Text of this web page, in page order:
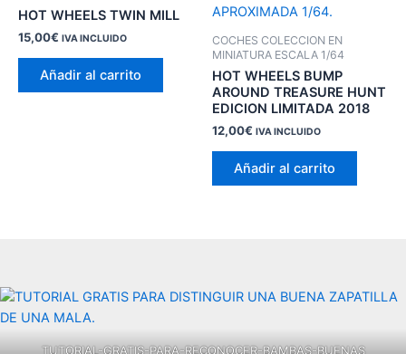
HOT WHEELS TWIN MILL
15,00€ IVA INCLUIDO
Añadir al carrito
COCHES COLECCION EN
MINIATURA ESCALA 1/64
HOT WHEELS BUMP
AROUND TREASURE HUNT
EDICION LIMITADA 2018
12,00€ IVA INCLUIDO
Añadir al carrito
TUTORIAL-GRATIS-PARA-RECONOCER-BAMBAS-BUENAS